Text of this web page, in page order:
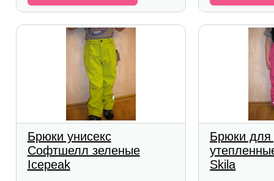
Брюки унисекс
Софтшелл зеленые
Icepeak
Брюки для
Skila